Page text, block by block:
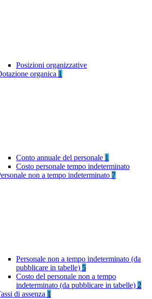
Posizioni organizzative
organica 1
Conto annuale del personale 1
Costo personale tempo indeterminato
non a tempo indeterminato 7
Personale non a tempo indeterminato (da
pubblicare in tabelle) 5
Costo del personale non a tempo
indeterminato (da pubblicare in tabelle) 2
di assenza 1